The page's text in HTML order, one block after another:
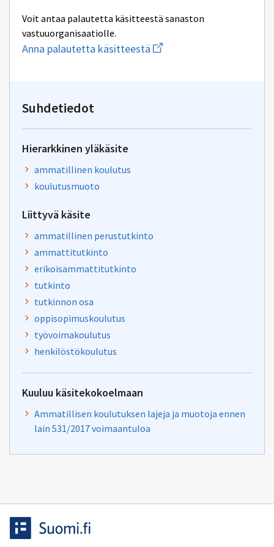
Voit antaa palautetta käsitteestä sanaston
vastuuorganisaatiolle.
Anna palautetta käsitteestä Aloita
uuden
Suhdetiedot
Hierarkkinen yläkäsite
ammatillinen koulutus
koulutusmuoto
Liittyvä käsite
ammatillinen perustutkinto
ammattitutkinto
erikoisammattitutkinto
tutkinto
tutkinnon osa
oppisopimuskoulutus
työvoimakoulutus
henkilöstökoulutus
Kuuluu käsitekokoelmaan
Ammatillisen koulutuksen lajeja ja muotoja ennen
lain 531/2017 voimaantuloa